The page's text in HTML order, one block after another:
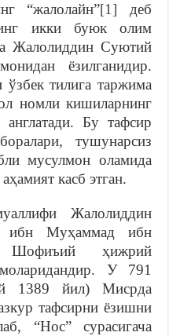
“жалолайн”[1] деб
икки буюк олим
Жалолиддин Суютий
ёзилганидир.
ўзбек тилига таржима
номли кишиларнинг
Бу тафсир
тушунарсиз
мусулмон оламида
касб этган.
Жалолиддин
Муҳаммад ибн
Шофиъий ҳижрий
У 791
1389 йил) Мисрда
тафсирни ёзишни
“Нос” сурасигача